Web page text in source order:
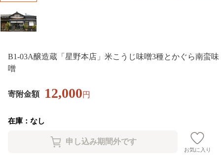
B1-03A醸造蔵「星野本店」米こうじ味噌3種とかぐら南蛮味
噌
寄附金額 12,000円
在庫：なし
お気に入り